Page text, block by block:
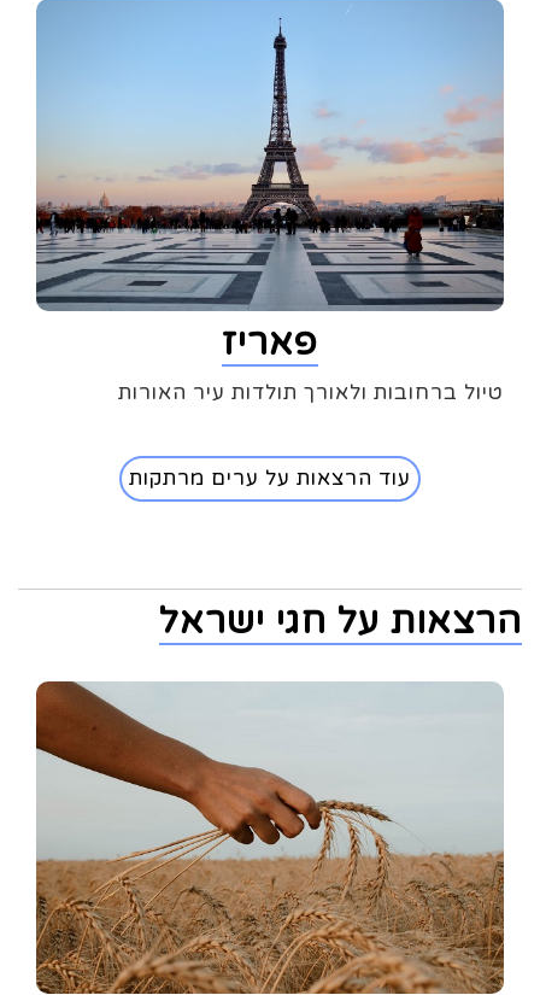
פאריז
טיול ברחובות ולאורך תולדות עיר האורות
עוד הרצאות על ערים מרתקות
הרצאות על חגי ישראל